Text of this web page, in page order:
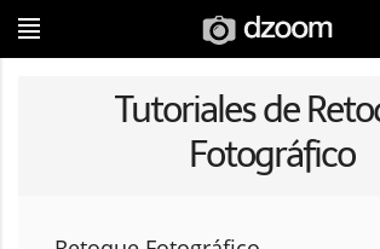
Tutoriales de
Fotográfico